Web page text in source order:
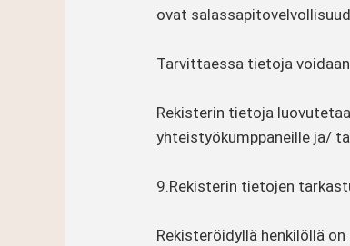
ovat
Tarvittaessa tietoja
Rekisterin tietoja
yhteistyökumppaneille ja/
9.Rekisterin tietojen
Rekisteröidyllä henkilöllä